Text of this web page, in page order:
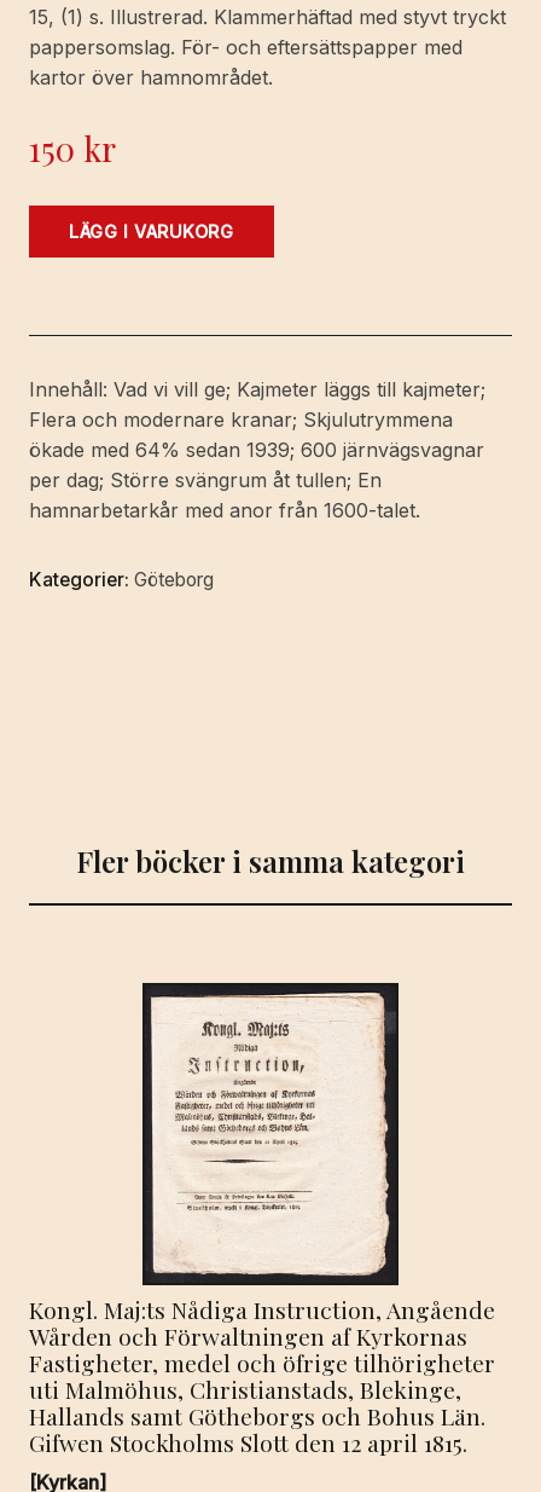
15, (1) s. Illustrerad. Klammerhäftad med styvt tryckt
pappersomslag. För- och eftersättspapper med
kartor över hamnområdet.
150 kr
ge.
LÄGG I VARUKORG
Innehåll: Vad vi vill ge; Kajmeter läggs till kajmeter;
Flera och modernare kranar; Skjulutrymmena
ökade med 64% sedan 1939; 600 järnvägsvagnar
per dag; Större svängrum åt tullen; En
hamnarbetarkår med anor från 1600-talet.
Kategorier: Göteborg
Fler böcker i samma kategori
Kongl. Maj:ts Nådiga Instruction, Angående
Wården och Förwaltningen af Kyrkornas
Fastigheter, medel och öfrige tilhörigheter
uti Malmöhus, Christianstads, Blekinge,
Hallands samt Götheborgs och Bohus Län.
Gifwen Stockholms Slott den 12 april 1815.
[Kyrkan]